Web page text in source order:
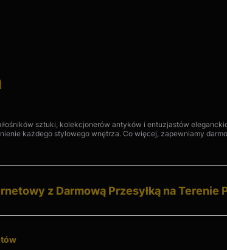
sztuki, kolekcjonerów antyków i entuzjastów
każdego stylowego wnętrza. Co więcej, zapewniamy
z Darmową Przesyłką na Terenie